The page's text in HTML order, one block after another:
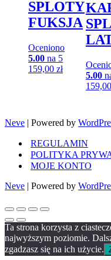
SPLOTY
FUKSJA
Oceniono
5.00 na 5
159,00 zł
5.00
159,00
Neve | Powered by
REGULAMIN
POLITYKA
MOJE KONTO
Neve | Powered by
Ta strona korzysta z
najwyższym poziomie.
zgadzasz się na ich użycie.